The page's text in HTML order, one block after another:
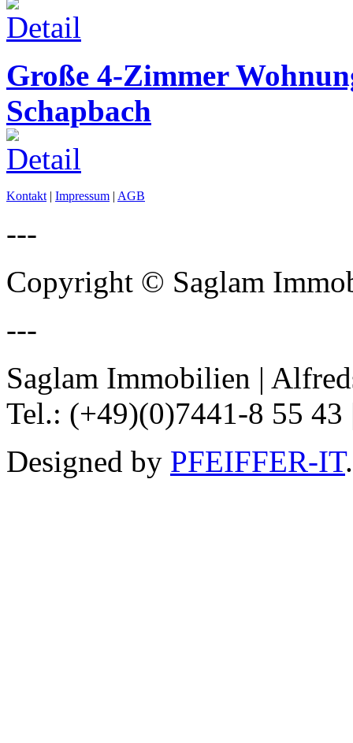
Große 4-Zimmer
Schapbach
Kontakt | Impressum | AGB
---
Copyright © Saglam
---
Saglam Immobilien |
Tel.: (+49)(0)7441-8 55
Designed by PFEIFFER-IT.